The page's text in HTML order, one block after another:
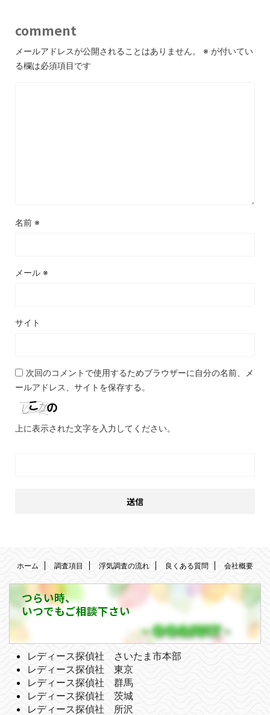
comment
メールアドレスが公開されることはありません。 ※ が付いてい
る欄は必須項目です
名前 ※
メール ※
サイト
次回のコメントで使用するためブラウザーに自分の名前、メ
ールアドレス、サイトを保存する。
上に表示された文字を入力してください。
ホーム 調査項目 浮気調査の流れ 良くある質問 会社概要
つらい時、
いつでもご相談下さい
レディース探偵社 さいたま市本部
レディース探偵社 東京
レディース探偵社 群馬
レディース探偵社 茨城
レディース探偵社 所沢